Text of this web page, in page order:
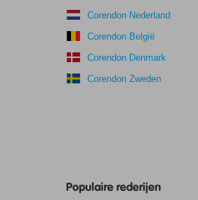
Corendon Nederland
Corendon België
Corendon Denmark
Corendon Zweden
Populaire rederijen